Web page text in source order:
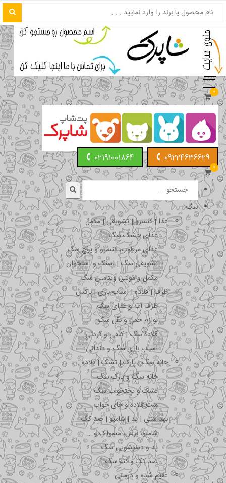
0
09224636629
02191001864
0
سگ
غذا | کنسرو | تشویقی | مکمل
غذای خشک سگ
غذای مرطوب، کنسرو و پوچ سگ
تشویقی سگ | اسنک و استخوان
مکمل و مولتی ویتامین سگ
ظرف | قلاده | اسباب بازی | باکس
ظرف آب و غذای سگ
لوازم حمل و نقل سگ
قلاده سگ | کتفی و گردنی
اسباب بازی سگ و دندانی
خانه سگ | پارک | تشک | قلاده
خانه سگ و پارک سگ
تشک و تختخواب سگ
ست قلاده و جای خواب
بهداشتی | پد | شامپو | ضد کک
شامپو، برس، مسواک و …
پد و دستشویی سگ
ضد کک و کنه سگ
عقیم شده و درمانی